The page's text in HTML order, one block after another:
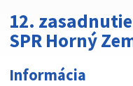
12.
SPR Horný
Informácia